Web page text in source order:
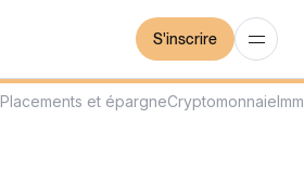
S'inscrire
Placements et épargneCryptomonnaie